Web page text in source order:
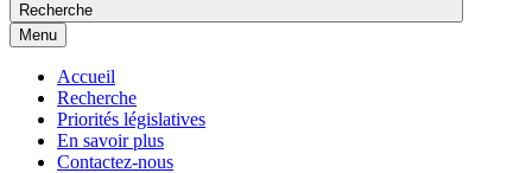
Recherche
Menu
Accueil
Recherche
Priorités législatives
En savoir plus
Contactez-nous